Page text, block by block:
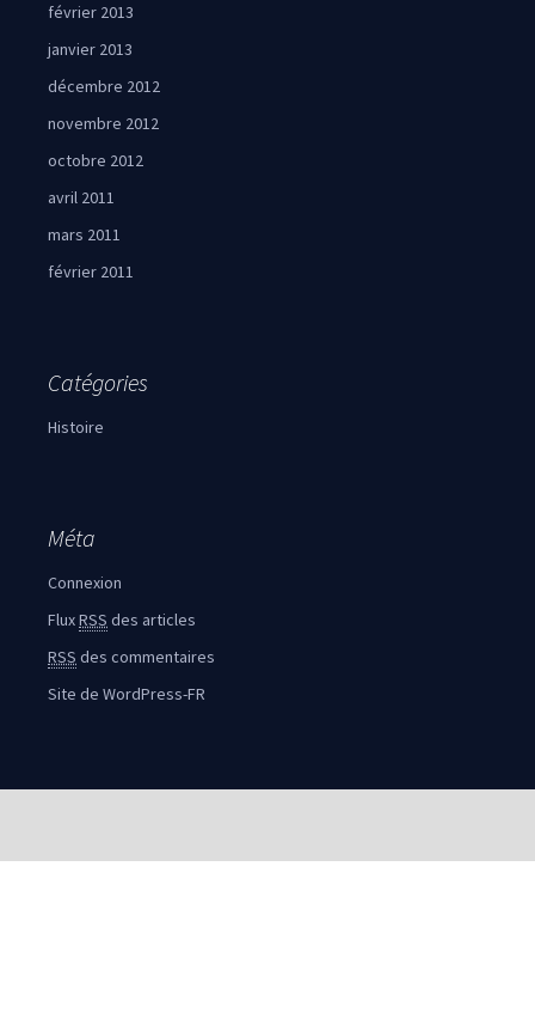
février 2013
janvier 2013
décembre 2012
novembre 2012
octobre 2012
avril 2011
mars 2011
février 2011
Catégories
Histoire
Méta
Connexion
FluxRSS des articles
RSS des commentaires
Site de WordPress-FR